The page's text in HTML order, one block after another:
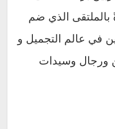
الذي ضم
في عالم التجميل و
ورجال وسيدات